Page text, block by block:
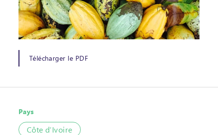
Télécharger le PDF
Pays
Côte d’Ivoire